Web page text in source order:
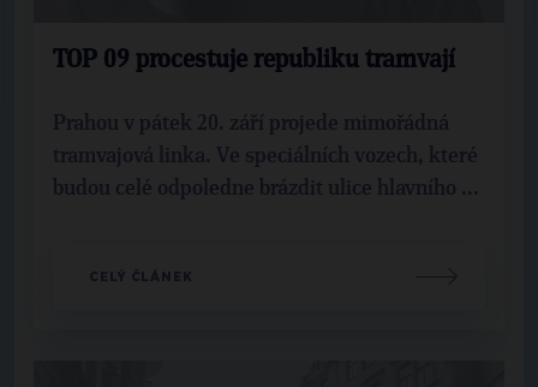
TOP 09 procestuje republiku tramvají
Prahou v pátek 20. září projede mimořádná
tramvajová linka. Ve speciálních vozech, které
budou celé odpoledne brázdit ulice hlavního ...
CELÝ ČLÁNEK